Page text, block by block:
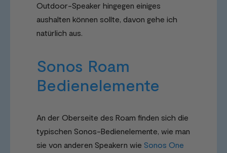
Outdoor-Speaker hingegen einiges
aushalten können sollte, davon gehe ich
natürlich aus.
Sonos Roam
Bedienelemente
An der Oberseite des Roam finden sich die
typischen Sonos-Bedienelemente, wie man
sie von anderen Speakern wie Sonos One